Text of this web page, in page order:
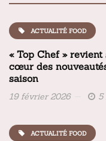
ACTUALITÉ FOOD
« Top Chef »
cœur des
saison
19 février 2026 5
ACTUALITÉ FOOD